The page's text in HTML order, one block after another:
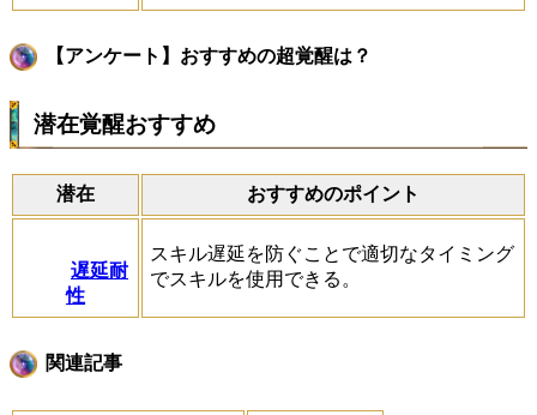
【アンケート】おすすめの超覚醒は？
潜在覚醒おすすめ
潜在 おすすめのポイント
遅延耐
性
スキル遅延を防ぐことで適切なタイミング
でスキルを使用できる。
関連記事